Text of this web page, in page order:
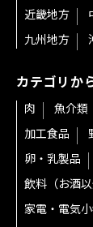
近畿地方
九州地方
カテゴリか
肉 魚介類
加工食品
卵・乳製品
飲料（お酒以
家電・電気